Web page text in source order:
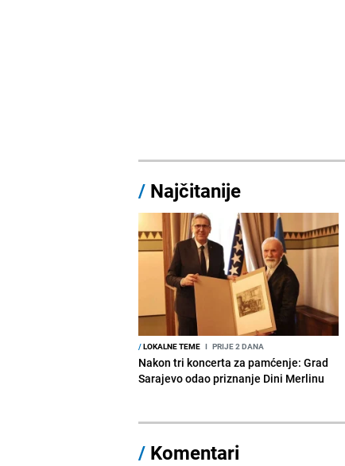
/ Najčitanije
/LOKALNE TEME I PRIJE 2 DANA
Nakon tri koncerta za pamćenje: Grad
Sarajevo odao priznanje Dini Merlinu
/ Komentari